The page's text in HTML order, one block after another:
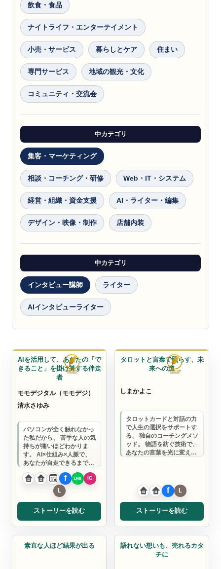
飲食・食品
ナイトライフ・エンターテイメント
小売・サービス 暮らしとケア 住まい
専門サービス 地域の観光・文化
コミュニティ・交流会
中カテゴリ
集客・マーケティング
相談・コーチング・研修 Web・IT・システム
経営・組織・資金支援 AI・ライター・編集
デザイン・映像・制作 店舗内装
中カテゴリ
インタビュー講師 ライター
AIインタビューライター
AIを活用して、あなたの「で
きること」を掛け算する伴走
者
モモデジタル（モモデジ）
清水さゆみ
パソコンが全く触れなかっ
た私だから、 苦手な人の気
持ちが痛いほどわかりま
す。 AI×仕組み×人脈で、
あなたが自走できるまで密
着サポート。 一緒にビジネ
スを楽にし…
ストーリーを読む
タロットと言葉で照らす、未
来への道
しまかよこ
タロットカードと対話の力
で人生の選択をサポートす
る、 独自のコーチングメソ
ッド。 物語を紡ぐ技術で、
あなたの言葉を光に変え、
ストーリーを読む
ライター
素直な人ほど結果が出る
ライター
語れない想いも、売れるカタ
チに